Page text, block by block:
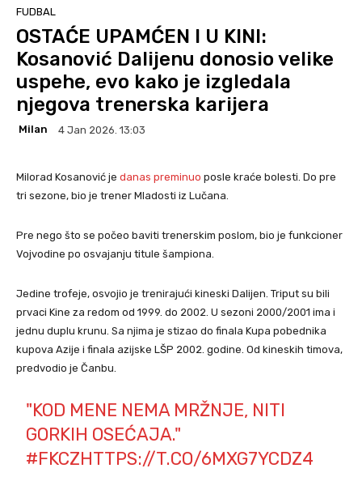
FUDBAL
OSTAĆE UPAMĆEN I U KINI:
Kosanović Dalijenu donosio velike
uspehe, evo kako je izgledala
njegova trenerska karijera
Milan 4 Jan 2026. 13:03
Milorad Kosanović je danas preminuo posle kraće bolesti. Do pre
tri sezone, bio je trener Mladosti iz Lučana.
Pre nego što se počeo baviti trenerskim poslom, bio je funkcioner
Vojvodine po osvajanju titule šampiona.
Jedine trofeje, osvojio je trenirajući kineski Dalijen. Triput su bili
prvaci Kine za redom od 1999. do 2002. U sezoni 2000/2001 ima i
jednu duplu krunu. Sa njima je stizao do finala Kupa pobednika
kupova Azije i finala azijske LŠP 2002. godine. Od kineskih timova,
predvodio je Čanbu.
"KOD MENE NEMA MRŽNJE, NITI
GORKIH OSEĆAJA."
#FKCZHTTPS://T.CO/6MXG7YCDZ4